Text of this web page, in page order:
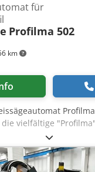
km
für
Profilma 502
vielfältige
Automotive,
/ Solar, etc. •
vollautomatische